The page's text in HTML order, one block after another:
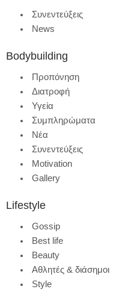
Συνεντεύξεις
News
Bodybuilding
Προπόνηση
Διατροφή
Υγεία
Συμπληρώματα
Νέα
Συνεντεύξεις
Motivation
Gallery
Lifestyle
Gossip
Best life
Beauty
Αθλητές & διάσημοι
Style